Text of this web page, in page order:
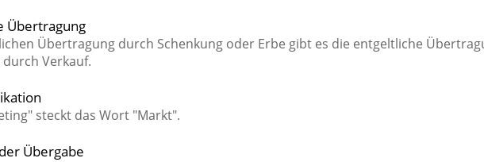
Übertragung
Übertragung durch Schenkung oder Erbe gibt es die entgeltliche
Verkauf.
steckt das Wort "Markt".
Übergabe